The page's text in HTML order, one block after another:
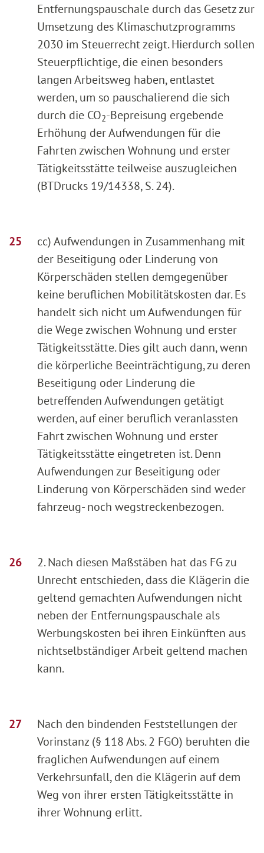
Entfernungspauschale durch das Gesetz zur
Umsetzung des Klimaschutzprogramms
2030 im Steuerrecht zeigt. Hierdurch sollen
Steuerpflichtige, die einen besonders
langen Arbeitsweg haben, entlastet
werden, um so pauschalierend die sich
durch die CO2-Bepreisung ergebende
Erhöhung der Aufwendungen für die
Fahrten zwischen Wohnung und erster
Tätigkeitsstätte teilweise auszugleichen
(BTDrucks 19/14338, S. 24).
cc) Aufwendungen in Zusammenhang mit
der Beseitigung oder Linderung von
Körperschäden stellen demgegenüber
keine beruflichen Mobilitätskosten dar. Es
handelt sich nicht um Aufwendungen für
die Wege zwischen Wohnung und erster
Tätigkeitsstätte. Dies gilt auch dann, wenn
die körperliche Beeinträchtigung, zu deren
Beseitigung oder Linderung die
betreffenden Aufwendungen getätigt
werden, auf einer beruflich veranlassten
Fahrt zwischen Wohnung und erster
Tätigkeitsstätte eingetreten ist. Denn
Aufwendungen zur Beseitigung oder
Linderung von Körperschäden sind weder
fahrzeug- noch wegstreckenbezogen.
2. Nach diesen Maßstäben hat das FG zu
Unrecht entschieden, dass die Klägerin die
geltend gemachten Aufwendungen nicht
neben der Entfernungspauschale als
Werbungskosten bei ihren Einkünften aus
nichtselbständiger Arbeit geltend machen
kann.
Nach den bindenden Feststellungen der
Vorinstanz (§ 118 Abs. 2 FGO) beruhten die
fraglichen Aufwendungen auf einem
Verkehrsunfall, den die Klägerin auf dem
Weg von ihrer ersten Tätigkeitsstätte in
ihrer Wohnung erlitt.